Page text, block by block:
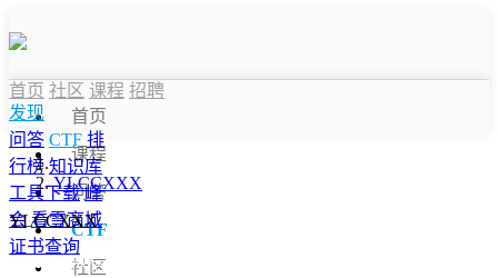
首页
课程
问答
CTF
社区
首页 社区 课程 招聘
发现
问答 CTF 排
行榜 知识库
工具下载 峰
会 看雪商城
证书查询
YLCCXXX
YLCCXXX
战队信息